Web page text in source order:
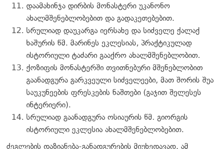
დაამახინჯა დირბის მონასტერი უკანონო
ახალმშენებლობებით და გადაკეთებებით.
სრულიად დაუკარგა იერსახე და სიძველე ქალაქ
ხაშურის წმ. მარინეს ეკლესიას, პრაქტიკულად
ისტორიული ტაძარი გააქრო ახალმშენებლობით.
ქოზიფის მონასტერში თვითნებური მშენებლობით
გაანადგურა გარკვეული სიძველეები, მათ შორის შუა
საუკუნეების ფრესკების ნაშთები (გაჯით შელესეს
ინტერიერი).
სრულიად გაანადგურა ოსიაურის წმ. გიორგის
ისტორიული ეკლესია ახალმშენებლობებით.
ძეგლების დაზიანება-განადგურების მიუხედავად, ამ